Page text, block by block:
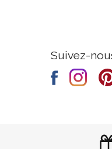
Suivez-